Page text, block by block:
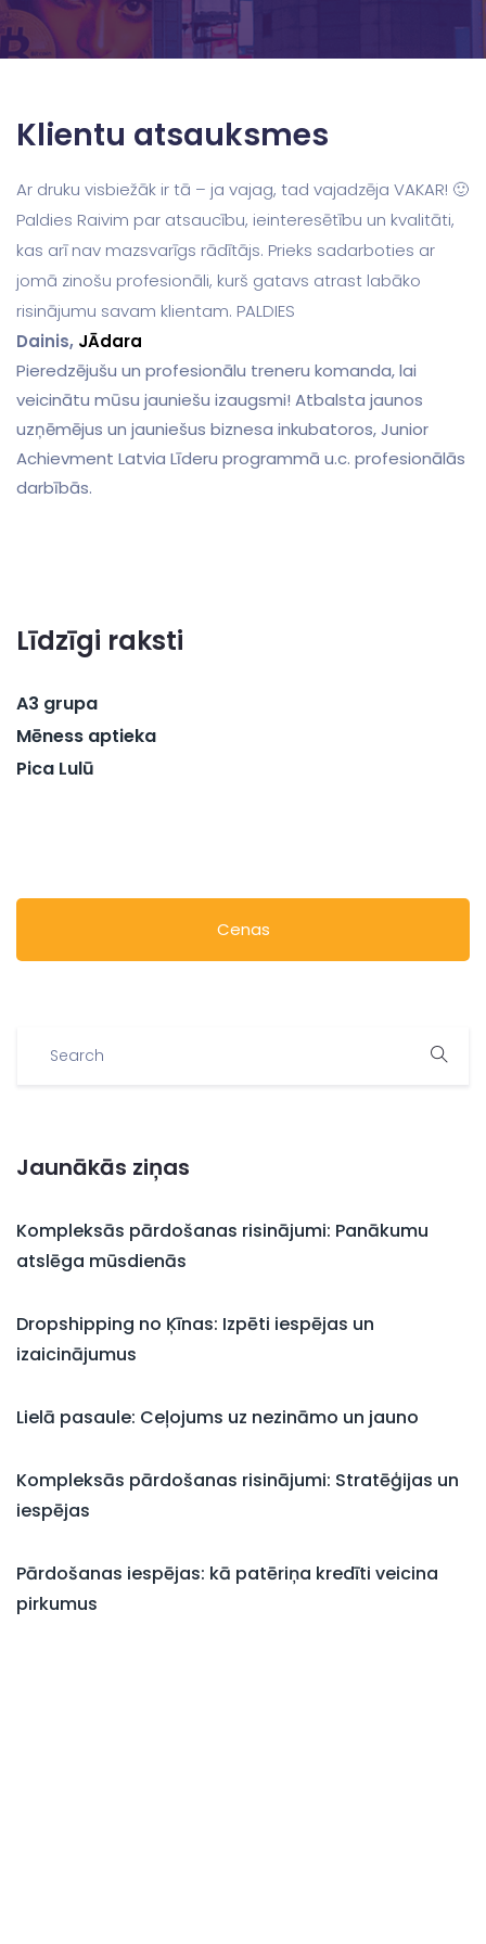
Klientu atsauksmes
Ar druku visbiežāk ir tā – ja vajag, tad vajadzēja VAKAR! 🙂
Paldies Raivim par atsaucību, ieinteresētību un kvalitāti,
kas arī nav mazsvarīgs rādītājs. Prieks sadarboties ar
jomā zinošu profesionāli, kurš gatavs atrast labāko
risinājumu savam klientam. PALDIES
Dainis, JĀdara
Pieredzējušu un profesionālu treneru komanda, lai
veicinātu mūsu jauniešu izaugsmi! Atbalsta jaunos
uzņēmējus un jauniešus biznesa inkubatoros, Junior
Achievment Latvia Līderu programmā u.c. profesionālās
darbībās.
Līdzīgi raksti
A3 grupa
Mēness aptieka
Pica Lulū
Cenas
Jaunākās ziņas
Kompleksās pārdošanas risinājumi: Panākumu
atslēga mūsdienās
Dropshipping no Ķīnas: Izpēti iespējas un
izaicinājumus
Lielā pasaule: Ceļojums uz nezināmo un jauno
Kompleksās pārdošanas risinājumi: Stratēģijas un
iespējas
Pārdošanas iespējas: kā patēriņa kredīti veicina
pirkumus